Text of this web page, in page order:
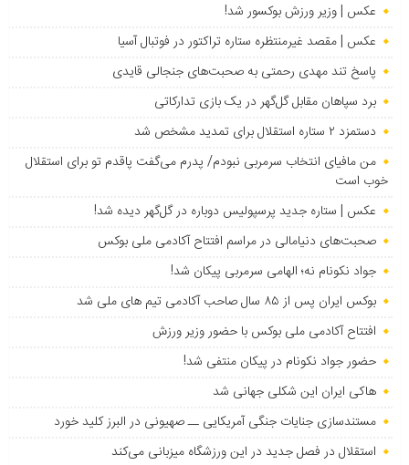
عکس | وزیر ورزش بوکسور شد!
عکس | مقصد غیرمنتظره ستاره تراکتور در فوتبال آسیا
پاسخ تند مهدی رحمتی به صحبت‌های جنجالی قایدی
برد سپاهان مقابل گل‌گهر در یک بازی تدارکاتی
دستمزد ۲ ستاره استقلال برای تمدید مشخص شد
من مافیای انتخاب سرمربی نبودم/ پدرم می‌گفت پاقدم تو برای استقلال
خوب است
عکس | ستاره جدید پرسپولیس دوباره در گل‌گهر دیده شد!
صحبت‌های دنیامالی در مراسم افتتاح آکادمی ملی بوکس
جواد نکونام نه؛ الهامی سرمربی پیکان شد!
بوکس ایران پس از ۸۵ سال صاحب آکادمی تیم های ملی شد
افتتاح آکادمی ملی بوکس با حضور وزیر ورزش
حضور جواد نکونام در پیکان منتفی شد!
هاکی ایران این شکلی جهانی شد
مستندسازی جنایات جنگی آمریکایی ــ صهیونی در البرز کلید خورد
استقلال در فصل جدید در این ورزشگاه میزبانی می‌کند